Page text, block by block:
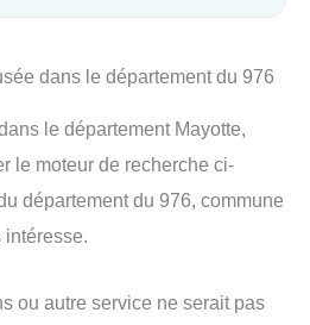
dans le département du 976
le département Mayotte,
le moteur de recherche ci-
département du 976, commune
ou autre service ne serait pas